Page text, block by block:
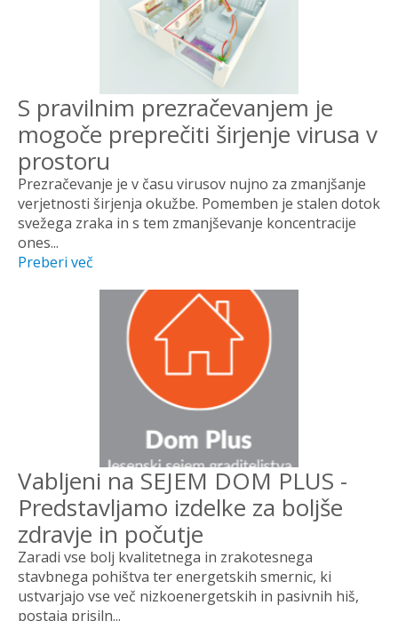
S pravilnim prezračevanjem je
mogoče preprečiti širjenje virusa v
prostoru
Prezračevanje je v času virusov nujno za zmanjšanje
verjetnosti širjenja okužbe. Pomemben je stalen dotok
svežega zraka in s tem zmanjševanje koncentracije
ones...
Preberi več
Vabljeni na SEJEM DOM PLUS -
Predstavljamo izdelke za boljše
zdravje in počutje
Zaradi vse bolj kvalitetnega in zrakotesnega
stavbnega pohištva ter energetskih smernic, ki
ustvarjajo vse več nizkoenergetskih in pasivnih hiš,
postaja prisiln...